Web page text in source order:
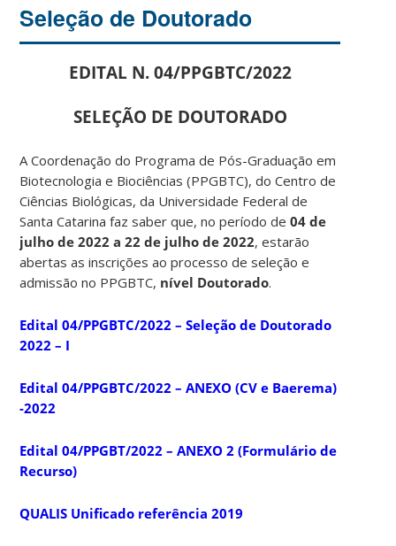
Seleção de Doutorado
EDITAL N. 04/PPGBTC/2022
SELEÇÃO DE DOUTORADO
A Coordenação do Programa de Pós-Graduação em
Biotecnologia e Biociências (PPGBTC), do Centro de
Ciências Biológicas, da Universidade Federal de
Santa Catarina faz saber que, no período de04 de
julho de 2022 a 22 de julho de 2022, estarão
abertas as inscrições ao processo de seleção e
admissão no PPGBTC, nível Doutorado.
Edital 04/PPGBTC/2022 – Seleção de Doutorado
2022 – I
Edital 04/PPGBTC/2022 – ANEXO (CV e Baerema)
-2022
Edital 04/PPGBT/2022 – ANEXO 2 (Formulário de
Recurso)
QUALIS Unificado referência 2019